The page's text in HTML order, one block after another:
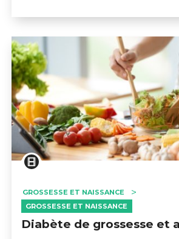
GROSSESSE ET NAISSANCE
GROSSESSE ET NAISSANCE
Diabète de grossesse et